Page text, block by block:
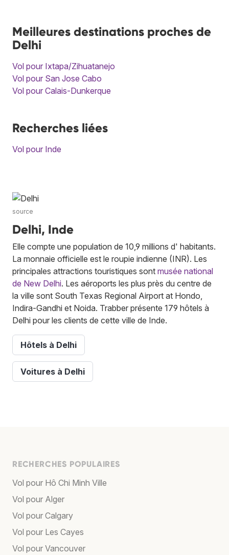
Meilleures destinations proches de
Delhi
Vol pour Ixtapa/Zihuatanejo
Vol pour San Jose Cabo
Vol pour Calais-Dunkerque
Recherches liées
Vol pour Inde
source
Delhi, Inde
Elle compte une population de 10,9 millions d' habitants.
La monnaie officielle est le roupie indienne (INR). Les
principales attractions touristiques sont musée national
de New Delhi. Les aéroports les plus près du centre de
la ville sont South Texas Regional Airport at Hondo,
Indira-Gandhi et Noida. Trabber présente 179 hôtels à
Delhi pour les clients de cette ville de Inde.
Hôtels à Delhi
Voitures à Delhi
RECHERCHES POPULAIRES
Vol pour Hô Chi Minh Ville
Vol pour Alger
Vol pour Calgary
Vol pour Les Cayes
Vol pour Vancouver